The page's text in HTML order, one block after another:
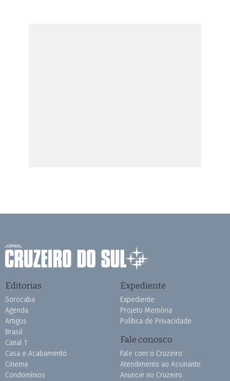
Editorias
Sorocaba
Agenda
Artigos
Brasil
Canal 1
Casa e Acabamento
Cinema
Condomínios
Expediente
Expediente
Projeto Memória
Política de Privacidade
Fale conosco
Fale com o Cruzeiro
Atendimento ao Assinante
Anuncie no Cruzeiro